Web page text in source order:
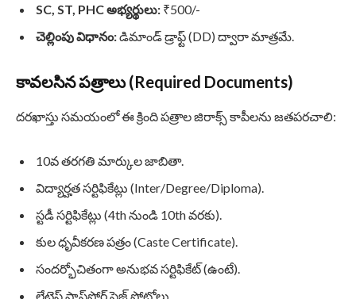
SC, ST, PHC అభ్యర్థులు: ₹500/-
చెల్లింపు విధానం:డిమాండ్ డ్రాఫ్ట్ (DD) ద్వారా మాత్రమే.
కావలసిన పత్రాలు (Required Documents)
దరఖాస్తు సమయంలో ఈ క్రింది పత్రాల జిరాక్స్ కాపీలను జతపరచాలి:
10వ తరగతి మార్కుల జాబితా.
విద్యార్హత సర్టిఫికేట్లు (Inter/Degree/Diploma).
స్టడీ సర్టిఫికేట్లు (4th నుండి 10th వరకు).
కుల ధృవీకరణ పత్రం (Caste Certificate).
సందర్భోచితంగా అనుభవ సర్టిఫికేట్ (ఉంటే).
లేటెస్ట్ పాస్‌పోర్ట్ సైజ్ ఫోటోలు.